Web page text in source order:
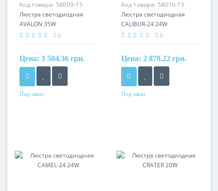
Код товара: 58009-15
Люстра светодиодная
AVALON 35W
0
Цена: 3 504.36 грн.
Под заказ
Код товара: 58010-15
Люстра светодиодная
CALIBUR-24 24W
0
Цена: 2 878.22 грн.
Под заказ